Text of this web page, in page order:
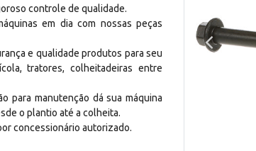
controle de qualidade.
em dia com nossas peças
e qualidade produtos para seu
tratores, colheitadeiras entre
para manutenção dá sua máquina
o plantio até a colheita.
concessionário autorizado.